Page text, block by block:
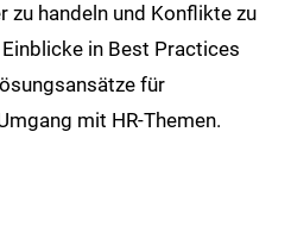
zu handeln und Konflikte zu
in Best Practices
für
mit HR-Themen.